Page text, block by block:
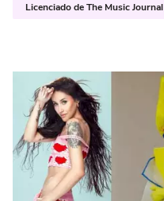
Licenciado de The Music Journal